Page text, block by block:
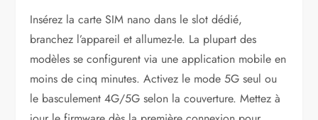
Insérez la carte SIM nano dans le slot dédié,
branchez l’appareil et allumez-le. La plupart des
modèles se configurent via une application mobile en
moins de cinq minutes. Activez le mode 5G seul ou
le basculement 4G/5G selon la couverture. Mettez à